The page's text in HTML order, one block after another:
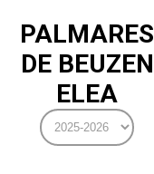
PALMARES
DE BEUZEN
ELEA